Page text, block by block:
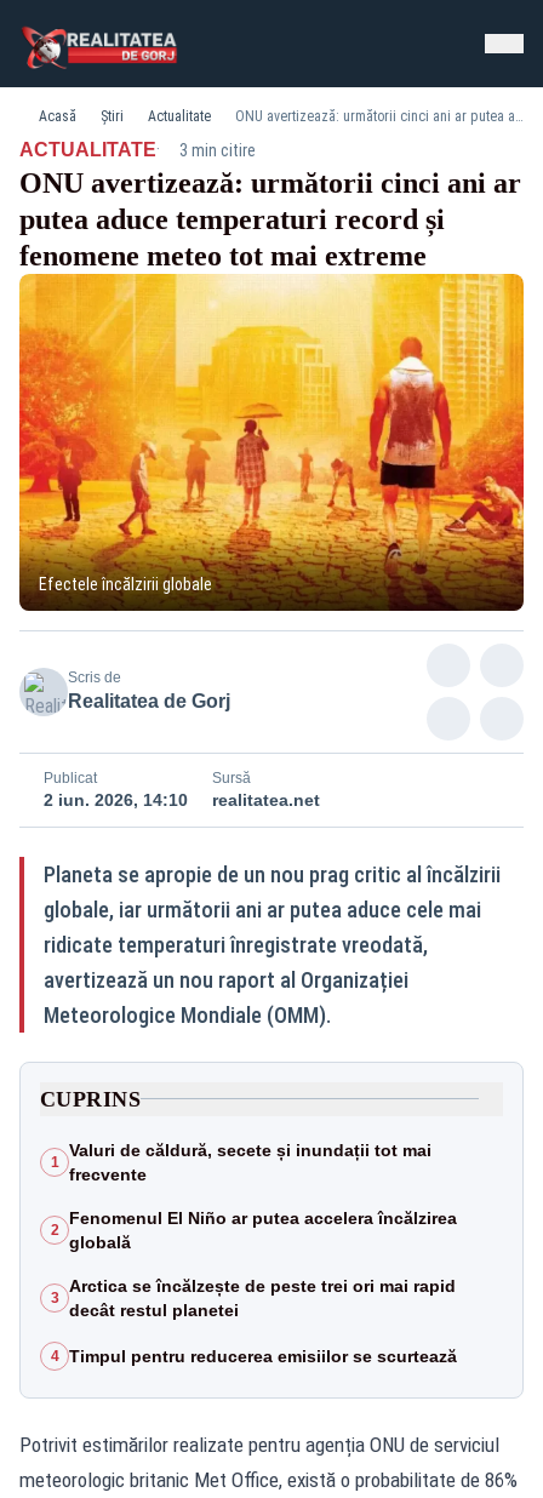
Acasă Știri Actualitate ONU avertizează: următorii cinci ani ar putea aduce temperaturi record și fenomene meteo tot mai extreme
ACTUALITATE· 3 min citire
ONU avertizează: următorii cinci ani ar
putea aduce temperaturi record și
fenomene meteo tot mai extreme
Efectele încălzirii globale
Scris de
Realitatea de Gorj
Publicat
2 iun. 2026, 14:10
Sursă
realitatea.net
Planeta se apropie de un nou prag critic al încălzirii
globale, iar următorii ani ar putea aduce cele mai
ridicate temperaturi înregistrate vreodată,
avertizează un nou raport al Organizației
Meteorologice Mondiale (OMM).
CUPRINS
1
Valuri de căldură, secete și inundații tot mai
frecvente
2
Fenomenul El Niño ar putea accelera încălzirea
globală
3
Arctica se încălzește de peste trei ori mai rapid
decât restul planetei
4 Timpul pentru reducerea emisiilor se scurtează
Potrivit estimărilor realizate pentru agenția ONU de serviciul
meteorologic britanic Met Office, există o probabilitate de 86%